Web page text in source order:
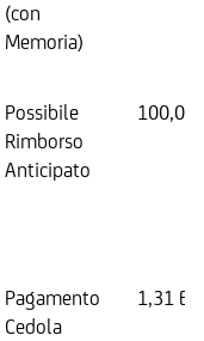
(con
Memoria)
Possibile
Rimborso
Anticipato
100,00
Pagamento
Cedola
1,31